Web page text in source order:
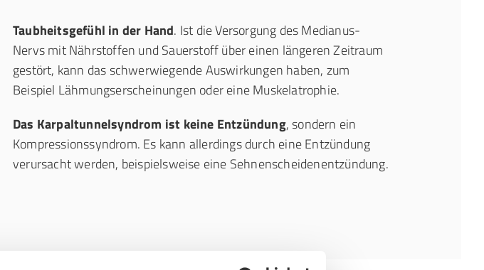
Taubheitsgefühl in der Hand. Ist die Versorgung des Medianus-
Nervs mit Nährstoffen und Sauerstoff über einen längeren Zeitraum
gestört, kann das schwerwiegende Auswirkungen haben, zum
Beispiel Lähmungserscheinungen oder eine Muskelatrophie.
Das Karpaltunnelsyndrom ist keine Entzündung, sondern ein
Kompressionssyndrom. Es kann allerdings durch eine Entzündung
verursacht werden, beispielsweise eine Sehnenscheidenentzündung.